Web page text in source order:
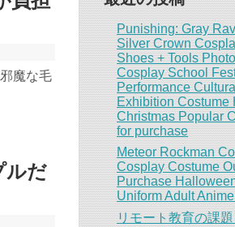
魔な毛
だ
Punishing: Gray
Silver Crown
Shoes + Tools
Cosplay School
Performance
Exhibition Costume
Christmas Popular
for purchase
Meteor Rockman
Cosplay Costume
Purchase
Uniform Adult
リモート教育の課